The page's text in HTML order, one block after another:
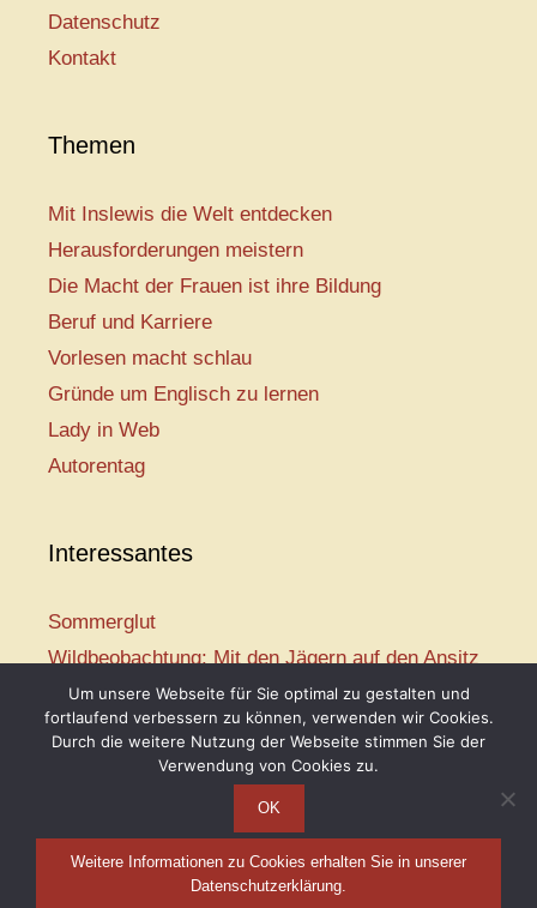
Datenschutz
Kontakt
Themen
Mit Inslewis die Welt entdecken
Herausforderungen meistern
Die Macht der Frauen ist ihre Bildung
Beruf und Karriere
Vorlesen macht schlau
Gründe um Englisch zu lernen
Lady in Web
Autorentag
Interessantes
Sommerglut
Wildbeobachtung: Mit den Jägern auf den Ansitz
Mir ist so heiß
Mission: Rettungsschwimmer
Vogelwelt-Entdeckertour
Telse Maria Kähler, 2026
Um unsere Webseite für Sie optimal zu gestalten und
fortlaufend verbessern zu können, verwenden wir Cookies.
Durch die weitere Nutzung der Webseite stimmen Sie der
Verwendung von Cookies zu.
OK
Weitere Informationen zu Cookies erhalten Sie in unserer
Datenschutzerklärung.